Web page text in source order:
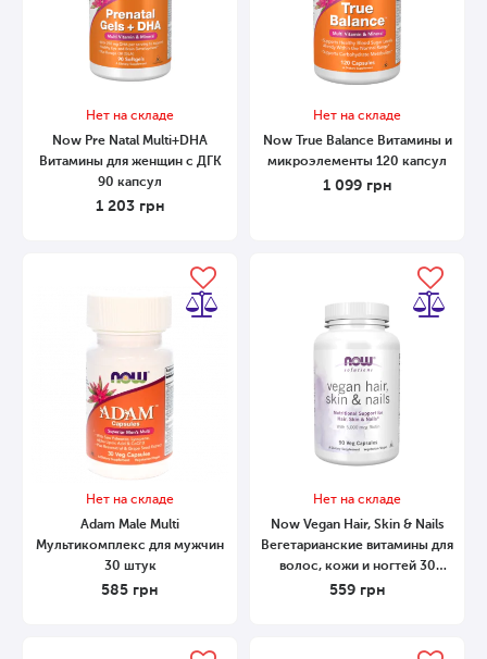
Нет на складе
Now Pre Natal Multi+DHA
Витамины для женщин с ДГК
90 капсул
1 203 грн
Нет на складе
Now True Balance Витамины и
микроэлементы 120 капсул
1 099 грн
Нет на складе
Adam Male Multi
Мультикомплекс для мужчин
30 штук
585 грн
Нет на складе
Now Vegan Hair, Skin & Nails
Вегетарианские витамины для
волос, кожи и ногтей 30
капсул
559 грн